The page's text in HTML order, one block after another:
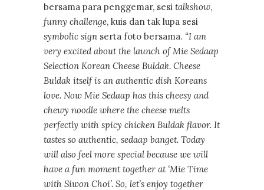
bersama para penggemar, sesi talkshow,
funny challenge, kuis dan tak lupa sesi
symbolic sign serta foto bersama. “I am
very excited about the launch of Mie Sedaap
Selection Korean Cheese Buldak. Cheese
Buldak itself is an authentic dish Koreans
love. Now Mie Sedaap has this cheesy and
chewy noodle where the cheese melts
perfectly with spicy chicken Buldak flavor. It
tastes so authentic, sedaap banget. Today
will also feel more special because we will
have a fun moment together at ‘Mie Time
with Siwon Choi’. So, let’s enjoy together